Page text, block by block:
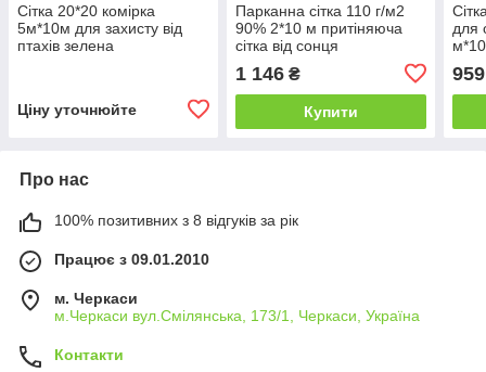
Сітка 20*20 комірка
5м*10м для захисту від
птахів зелена
Ціну уточнюйте
Парканна сітка 110 г/м2
90% 2*10 м притіняюча
сітка від сонця
1 146₴
Купити
для
959
Про нас
100% позитивних з 8 відгуків за рік
Працює з 09.01.2010
м. Черкаси
м.Черкаси вул.Смілянська, 173/1, Черкаси, Україна
Контакти